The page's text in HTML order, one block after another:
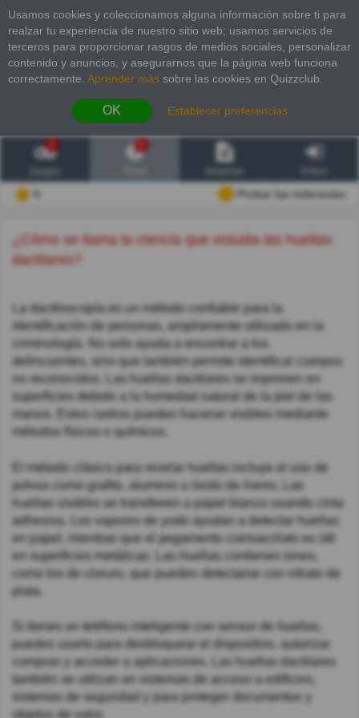
Usamos cookies y coleccionamos alguna información sobre ti para
realzar tu experiencia de nuestro sitio web; usamos servicios de
terceros para proporcionar rasgos de medios sociales, personalizar
contenido y anuncios, y asegurarnos que la página web funciona
correctamente. Aprender más sobre las cookies en Quizzclub.
OK Establecer preferencias
2
Probar las inderectas
¿Cómo se llama la ciencia que estudia las huellas
dactilares?
La dactiloscopía es un método confiable para la
identificación de personas, ampliamente utilizado en la
criminología. No solo ayuda a encontrar a los
delincuentes, sino que también permite identificar cuerpos
no reconocidos. Las huellas dactilares se imprimen en
superficies debido a la humedad natural de la piel de las
manos. Estos rastros pueden hacerse visibles mediante
métodos físicos o químicos.
El método clásico para revelar huellas incluye el uso de
polvos como grafito, aluminio u óxido de hierro. Las
huellas visibles se transfieren a papel blanco usando cinta
adhesiva. Los vapores de yodo ayudan a detectar huellas
en papel, mientras que el pegamento cianoacrilato es útil
en superficies metálicas. Las huellas contienen iones,
como los de cloruro, que pueden detectarse con nitrato de
plata.
Si tienes un teléfono inteligente con sensor de huellas,
puedes usarlo para desbloquear el dispositivo, autorizar
compras y acceder a aplicaciones. Las huellas dactilares
también se utilizan en sistemas de acceso a edificios,
sistemas de seguridad y para proteger documentos y
objetos de valor.